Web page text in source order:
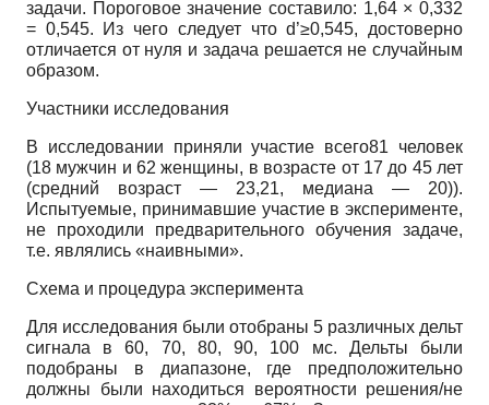
задачи. Пороговое значение составило: 1,64 × 0,332
= 0,545. Из чего следует что d’≥0,545, достоверно
отличается от нуля и задача решается не случайным
образом.
Участники исследования
В исследовании приняли участие всего81 человек
(18 мужчин и 62 женщины, в возрасте от 17 до 45 лет
(средний возраст — 23,21, медиана — 20)).
Испытуемые, принимавшие участие в эксперименте,
не проходили предварительного обучения задаче,
т.е. являлись «наивными».
Схема и процедура эксперимента
Для исследования были отобраны 5 различных дельт
сигнала в 60, 70, 80, 90, 100 мс. Дельты были
подобраны в диапазоне, где предположительно
должны были находиться вероятности решения/не